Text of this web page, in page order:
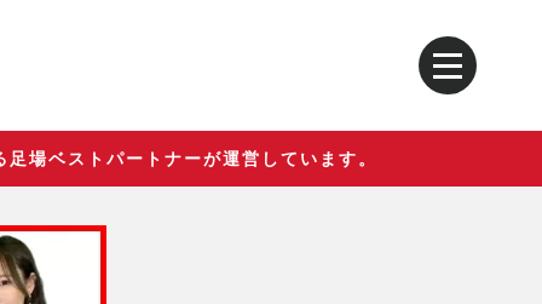
場ベストパートナーが運営しています。